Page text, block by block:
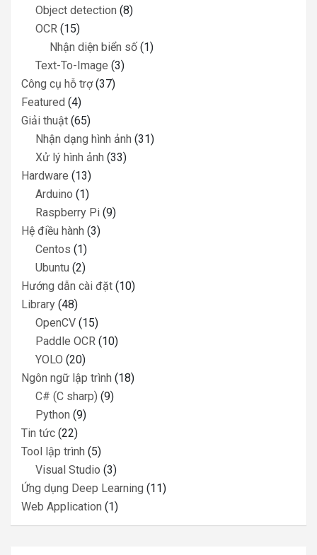
Object detection (8)
OCR (15)
Nhận diện biển số (1)
Text-To-Image (3)
Công cụ hỗ trợ(37)
Featured (4)
Giải thuật (65)
Nhận dạng hình ảnh (31)
Xử lý hình ảnh (33)
Hardware (13)
Arduino (1)
Raspberry Pi (9)
Hệ điều hành (3)
Centos (1)
Ubuntu (2)
Hướng dẫn cài đặt (10)
Library (48)
OpenCV (15)
Paddle OCR (10)
YOLO (20)
Ngôn ngữ lập trình (18)
C# (C sharp) (9)
Python (9)
Tin tức (22)
Tool lập trình (5)
Visual Studio (3)
Ứng dụng Deep Learning (11)
Web Application (1)